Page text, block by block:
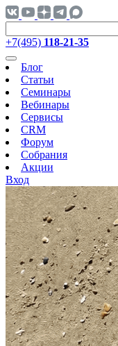
+7(495) 118-21-35
Блог
Статьи
Семинары
Вебинары
Сервисы
CRM
Форум
Собрания
Акции
Вход